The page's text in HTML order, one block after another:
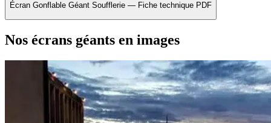
Écran Gonflable Géant Soufflerie — Fiche technique PDF
Nos écrans géants en images